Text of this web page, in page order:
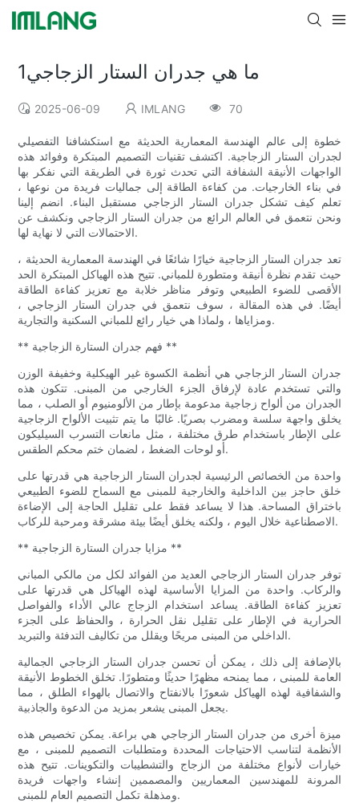
ما هي جدران الستار الزجاجي1
2025-06-09 IMLANG 70
خطوة إلى عالم الهندسة المعمارية الحديثة مع استكشافنا التفصيلي
لجدران الستار الزجاجية. اكتشف تقنيات التصميم المبتكرة وفوائد هذه
الواجهات الأنيقة الشفافة التي تحدث ثورة في الطريقة التي نفكر بها
في بناء الخارجيات. من كفاءة الطاقة إلى جماليات فريدة من نوعها ،
تعلم كيف تشكل جدران الستار الزجاجي مستقبل البناء. انضم إلينا
ونحن نتعمق في العالم الرائع من جدران الستار الزجاجي ونكشف عن
الاحتمالات التي لا نهاية لها.
تعد جدران الستار الزجاجية خيارًا شائعًا في الهندسة المعمارية الحديثة ،
حيث تقدم نظرة أنيقة ومتطورة للمباني. تتيح هذه الهياكل المبتكرة الحد
الأقصى للضوء الطبيعي وتوفر مناظر خلابة مع تعزيز كفاءة الطاقة
أيضًا. في هذه المقالة ، سوف نتعمق في جدران الستار الزجاجي ،
ومزاياها ، ولماذا هي خيار رائع للمباني السكنية والتجارية.
** فهم جدران الستارة الزجاجية **
جدران الستار الزجاجي هي أنظمة الكسوة غير الهيكلية وخفيفة الوزن
والتي تستخدم عادة لإرفاق الجزء الخارجي من المبنى. تتكون هذه
الجدران من ألواح زجاجية مدعومة بإطار من الألومنيوم أو الصلب ، مما
يخلق واجهة سلسة ومضرب بصريًا. غالبًا ما يتم تثبيت الألواح الزجاجية
على الإطار باستخدام طرق مختلفة ، مثل مانعات التسرب السيليكون
أو لوحات الضغط ، لضمان ختم محكم الطقس.
واحدة من الخصائص الرئيسية لجدران الستار الزجاجية هي قدرتها على
خلق حاجز بين الداخلية والخارجية للمبنى مع السماح للضوء الطبيعي
باختراق المساحة. هذا لا يساعد فقط على تقليل الحاجة إلى الإضاءة
الاصطناعية خلال اليوم ، ولكنه يخلق أيضًا بيئة مشرقة ومرحبة للركاب.
** مزايا جدران الستارة الزجاجية **
توفر جدران الستار الزجاجي العديد من الفوائد لكل من مالكي المباني
والركاب. واحدة من المزايا الأساسية لهذه الهياكل هي قدرتها على
تعزيز كفاءة الطاقة. يساعد استخدام الزجاج عالي الأداء والفواصل
الحرارية في الإطار على تقليل نقل الحرارة ، والحفاظ على الجزء
الداخلي من المبنى مريحًا ويقلل من تكاليف التدفئة والتبريد.
بالإضافة إلى ذلك ، يمكن أن تحسن جدران الستار الزجاجي الجمالية
العامة للمبنى ، مما يمنحه مظهرًا حديثًا ومتطورًا. تخلق الخطوط الأنيقة
والشفافية لهذه الهياكل شعورًا بالانفتاح والاتصال بالهواء الطلق ، مما
يجعل المبنى يشعر بمزيد من الدعوة والجاذبية.
ميزة أخرى من جدران الستار الزجاجي هي براعة. يمكن تخصيص هذه
الأنظمة لتناسب الاحتياجات المحددة ومتطلبات التصميم للمبنى ، مع
خيارات لأنواع مختلفة من الزجاج والتشطيبات والتكوينات. تتيح هذه
المرونة للمهندسين المعماريين والمصممين إنشاء واجهات فريدة
ومذهلة تكمل التصميم العام للمبنى.